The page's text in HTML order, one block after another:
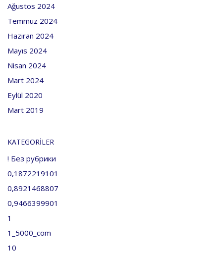
Ağustos 2024
Temmuz 2024
Haziran 2024
Mayıs 2024
Nisan 2024
Mart 2024
Eylül 2020
Mart 2019
KATEGORILER
! Без рубрики
0,1872219101
0,8921468807
0,9466399901
1
1_5000_com
10